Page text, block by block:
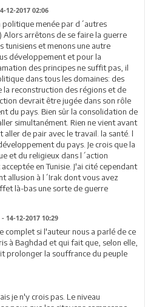
12-2017 02:06
politique menée par d´autres
Alors arrêtons de se faire la guerre
tunisiens et menons une autre
développement et pour la
des principes ne suffit pas, il
dans tous les domaines: des
la reconstruction des régions et de
devrait être jugée dans son rôle
du pays. Bien sûr la consolidation de
simultanément. Rien ne vient avant
de pair avec le travail. la santé. l
du pays. Je crois que la
et du religieux dans l´action
en Tunisie. J'ai cité cependant
allusion à l´Irak dont vous avez
là-bas une sorte de guerre
- 14-12-2017 10:29
complet si l'auteur nous a parlé de ce
à Baghdad et qui fait que, selon elle,
prolonger la souffrance du peuple
je n'y crois pas. Le niveau